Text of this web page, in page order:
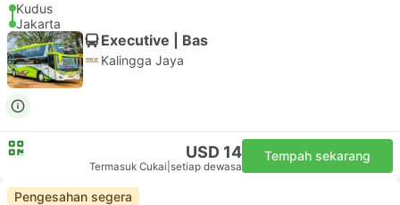
Kudus
Jakarta
Executive | Bas
Kalingga Jaya
USD 14
Termasuk Cukai setiap dewasa
Tempah sekarang
Pengesahan segera